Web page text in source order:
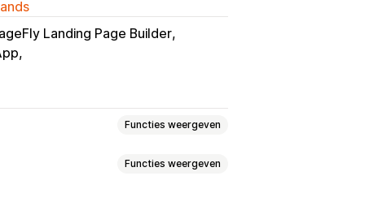
Landing Page Builder
Functies weergeven
Functies weergeven